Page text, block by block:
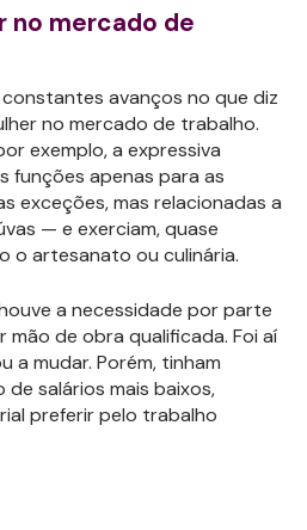
no mercado de
avanços no que diz
no mercado de trabalho.
exemplo, a expressiva
funções apenas para as
exceções, mas relacionadas a
— e exerciam, quase
o artesanato ou culinária.
a necessidade por parte
mão de obra qualificada. Foi aí
a mudar. Porém, tinham
salários mais baixos,
preferir pelo trabalho